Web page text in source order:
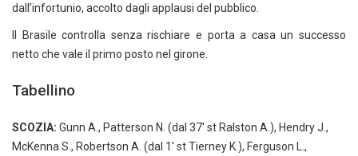
dall’infortunio, accolto dagli applausi del pubblico.
Il Brasile controlla senza rischiare e porta a casa un successo
netto che vale il primo posto nel girone.
Tabellino
SCOZIA: Gunn A., Patterson N. (dal 37′ st Ralston A.), Hendry J.,
McKenna S., Robertson A. (dal 1′ st Tierney K.), Ferguson L.,